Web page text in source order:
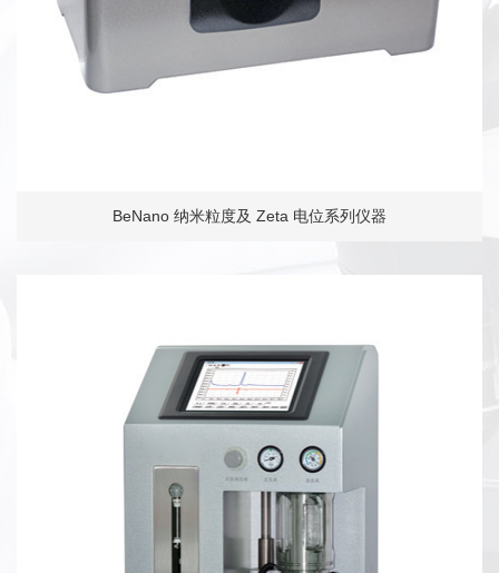
BeNano 纳米粒度及 Zeta 电位系列仪器